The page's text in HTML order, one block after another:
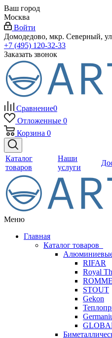
Ваш город
Москва
Войти
Домодедово, мкр. Северный,
+7 (495) 120-32-33
Заказать звонок
Сравнение0
Отложенные 0
Корзина 0
Каталог
товаров
Наши
услуги
Меню
Главная
Каталог товаров
RIFAR
Royal
STOUT
Gekon